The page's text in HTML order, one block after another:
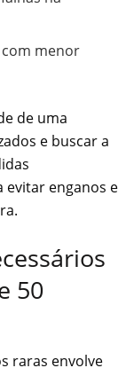
menor
de uma
e buscar a
evitar enganos e
50
raras envolve